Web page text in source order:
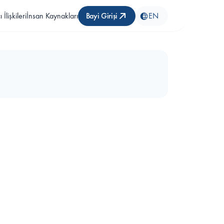
İlişkileriİnsan Kaynakları Bayi Girişi EN